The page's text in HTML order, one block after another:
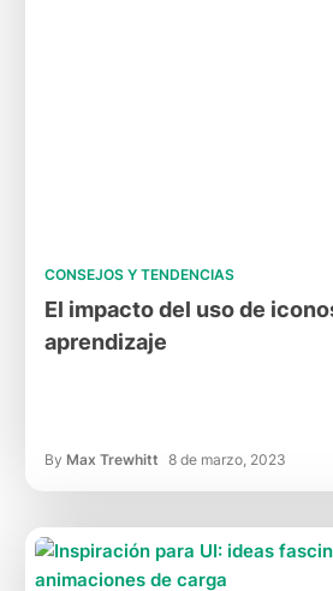
CONSEJOS Y TENDENCIAS
El impacto del uso de
aprendizaje
By Max Trewhitt 8 de marzo, 2023